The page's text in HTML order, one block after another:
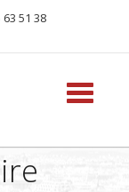
63 51 38
Toggle